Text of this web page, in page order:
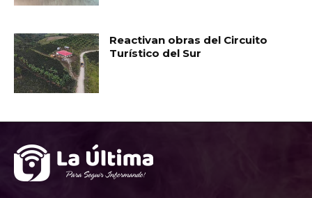
Reactivan obras del Circuito
Turístico del Sur